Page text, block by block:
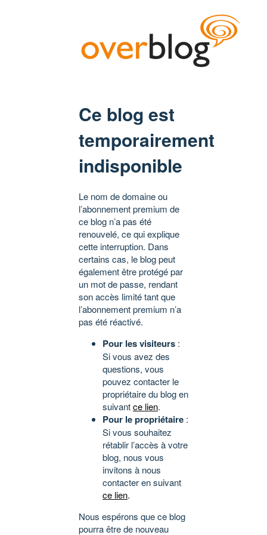
Ce blog est
temporairement
indisponible
Le nom de domaine ou
l’abonnement premium de
ce blog n’a pas été
renouvelé, ce qui explique
cette interruption. Dans
certains cas, le blog peut
également être protégé par
un mot de passe, rendant
son accès limité tant que
l’abonnement premium n’a
pas été réactivé.
Pour les visiteurs :
Si vous avez des
questions, vous
pouvez contacter le
propriétaire du blog en
suivantce lien.
Pour le propriétaire :
Si vous souhaitez
rétablir l’accès à votre
blog, nous vous
invitons à nous
contacter en suivant
ce lien.
Nous espérons que ce blog
pourra être de nouveau